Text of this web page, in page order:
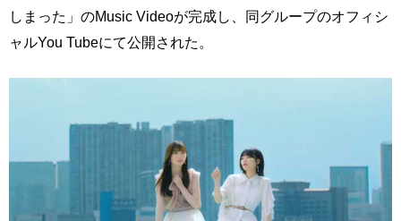
しまった」のMusic Videoが完成し、同グループのオフィシ
ャルYou Tubeにて公開された。